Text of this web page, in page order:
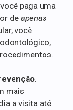
você paga uma
de apenas
você
.
mais
a visita até